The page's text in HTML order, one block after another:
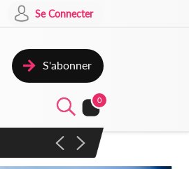
Se Connecter
S'abonner
0